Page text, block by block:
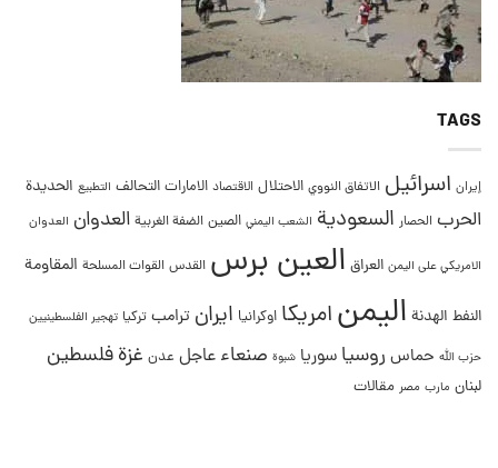
TAGS
إيران اسرائيل الاتفاق النووي الاحتلال الاقتصاد الامارات التحالف التطبيع الحديدة
الحرب الحصار السعودية الشعب اليمني الصين الضفة الغربية العدوان العدوان
الامريكي على اليمن العراق العين برس القدس القوات المسلحة المقاومة
النفط الهدنة اليمنامريكا اوكرانيا ايران ترامب تركيا تهجير الفلسطينيين
حزب الله حماس روسيا سوريا شبوة صنعاء عاجل عدن غزةفلسطين
لبنان مارب مصر مقالات